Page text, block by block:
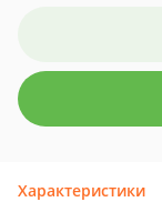
Характеристики